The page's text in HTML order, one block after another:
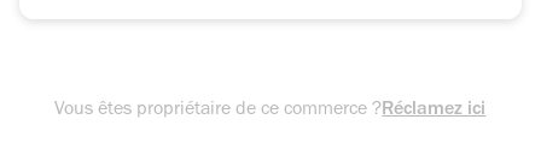
Vous êtes propriétaire de ce commerce ?Réclamez ici